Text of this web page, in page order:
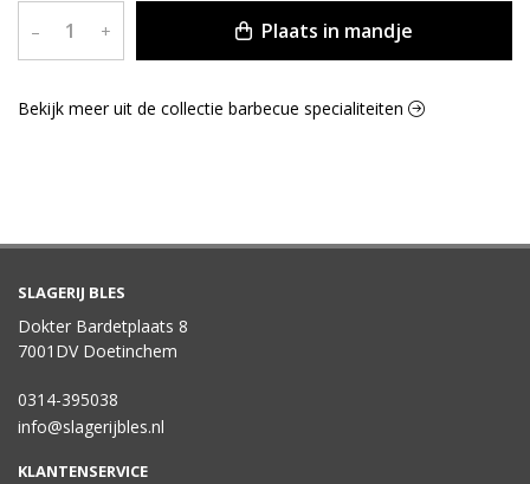
– + Plaats in mandje
Bekijk meer uit de collectie barbecue specialiteiten
SLAGERIJ BLES
Dokter Bardetplaats 8
7001DV Doetinchem
0314-395038
info@slagerijbles.nl
KLANTENSERVICE